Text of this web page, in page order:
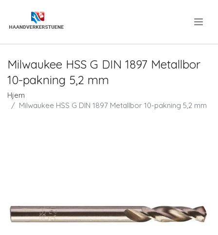
Milwaukee HSS G DIN 1897 Metallbor
10-pakning 5,2 mm
Hjem
Milwaukee HSS G DIN 1897 Metallbor 10-pakning 5,2 mm